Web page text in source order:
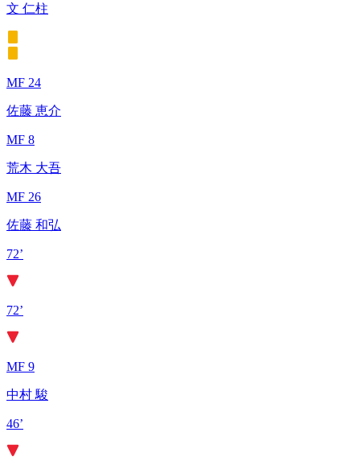
文 仁柱
MF 24
佐藤 恵介
MF 8
荒木 大吾
MF 26
佐藤 和弘
72’
72’
MF 9
中村 駿
46’